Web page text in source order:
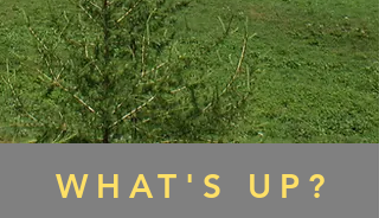
WHAT'S UP?